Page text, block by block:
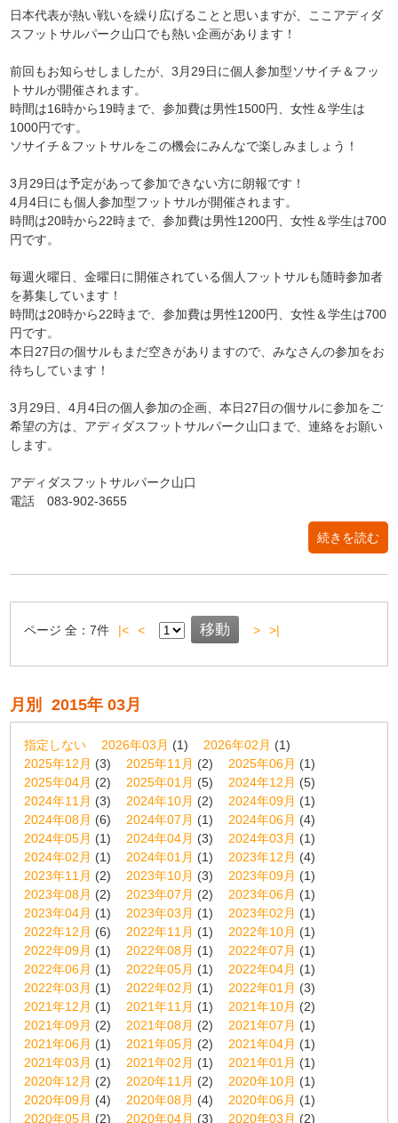
日本代表が熱い戦いを繰り広げることと思いますが、ここアディダ
スフットサルパーク山口でも熱い企画があります！
前回もお知らせしましたが、3月29日に個人参加型ソサイチ＆フッ
トサルが開催されます。
時間は16時から19時まで、参加費は男性1500円、女性＆学生は
1000円です。
ソサイチ＆フットサルをこの機会にみんなで楽しみましょう！
3月29日は予定があって参加できない方に朗報です！
4月4日にも個人参加型フットサルが開催されます。
時間は20時から22時まで、参加費は男性1200円、女性＆学生は700
円です。
毎週火曜日、金曜日に開催されている個人フットサルも随時参加者
を募集しています！
時間は20時から22時まで、参加費は男性1200円、女性＆学生は700
円です。
本日27日の個サルもまだ空きがありますので、みなさんの参加をお
待ちしています！
3月29日、4月4日の個人参加の企画、本日27日の個サルに参加をご
希望の方は、アディダスフットサルパーク山口まで、連絡をお願い
します。
アディダスフットサルパーク山口
電話 083-902-3655
続きを読む
ページ 全：7件 |< < > >|
月別 2015年 03月
指定しない 2026年03月 (1) 2026年02月 (1)
2025年12月 (3) 2025年11月 (2) 2025年06月 (1)
2025年04月 (2) 2025年01月 (5) 2024年12月 (5)
2024年11月 (3) 2024年10月 (2) 2024年09月 (1)
2024年08月 (6) 2024年07月 (1) 2024年06月 (4)
2024年05月 (1) 2024年04月 (3) 2024年03月 (1)
2024年02月 (1) 2024年01月 (1) 2023年12月 (4)
2023年11月 (2) 2023年10月 (3) 2023年09月 (1)
2023年08月 (2) 2023年07月 (2) 2023年06月 (1)
2023年04月 (1) 2023年03月 (1) 2023年02月 (1)
2022年12月 (6) 2022年11月 (1) 2022年10月 (1)
2022年09月 (1) 2022年08月 (1) 2022年07月 (1)
2022年06月 (1) 2022年05月 (1) 2022年04月 (1)
2022年03月 (1) 2022年02月 (1) 2022年01月 (3)
2021年12月 (1) 2021年11月 (1) 2021年10月 (2)
2021年09月 (2) 2021年08月 (2) 2021年07月 (1)
2021年06月 (1) 2021年05月 (2) 2021年04月 (1)
2021年03月 (1) 2021年02月 (1) 2021年01月 (1)
2020年12月 (2) 2020年11月 (2) 2020年10月 (1)
2020年09月 (4) 2020年08月 (4) 2020年06月 (1)
2020年05月 (2) 2020年04月 (3) 2020年03月 (2)